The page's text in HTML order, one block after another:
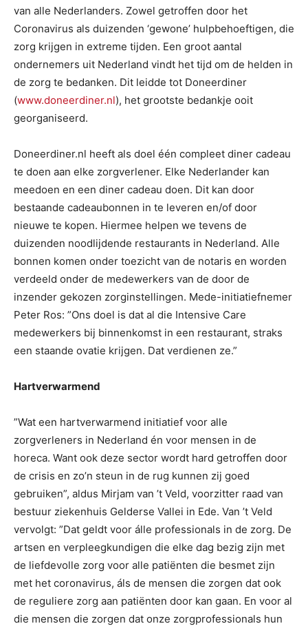
van alle Nederlanders. Zowel getroffen door het
Coronavirus als duizenden ‘gewone’ hulpbehoeftigen, die
zorg krijgen in extreme tijden. Een groot aantal
ondernemers uit Nederland vindt het tijd om de helden in
de zorg te bedanken. Dit leidde tot Doneerdiner
(www.doneerdiner.nl), het grootste bedankje ooit
georganiseerd.
Doneerdiner.nl heeft als doel één compleet diner cadeau
te doen aan elke zorgverlener. Elke Nederlander kan
meedoen en een diner cadeau doen. Dit kan door
bestaande cadeaubonnen in te leveren en/of door
nieuwe te kopen. Hiermee helpen we tevens de
duizenden noodlijdende restaurants in Nederland. Alle
bonnen komen onder toezicht van de notaris en worden
verdeeld onder de medewerkers van de door de
inzender gekozen zorginstellingen. Mede-initiatiefnemer
Peter Ros: ”Ons doel is dat al die Intensive Care
medewerkers bij binnenkomst in een restaurant, straks
een staande ovatie krijgen. Dat verdienen ze.”
Hartverwarmend
”Wat een hartverwarmend initiatief voor alle
zorgverleners in Nederland én voor mensen in de
horeca. Want ook deze sector wordt hard getroffen door
de crisis en zo’n steun in de rug kunnen zij goed
gebruiken”, aldus Mirjam van ’t Veld, voorzitter raad van
bestuur ziekenhuis Gelderse Vallei in Ede. Van ’t Veld
vervolgt: ”Dat geldt voor álle professionals in de zorg. De
artsen en verpleegkundigen die elke dag bezig zijn met
de liefdevolle zorg voor alle patiënten die besmet zijn
met het coronavirus, áls de mensen die zorgen dat ook
de reguliere zorg aan patiënten door kan gaan. En voor al
die mensen die zorgen dat onze zorgprofessionals hun